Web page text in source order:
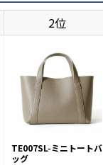
2位
TE007SL-ミニトートバ
ッグ